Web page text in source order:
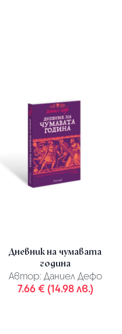
Дневник на чумавата
година
Автор: Даниел Дефо
7.66 € (14.98 лв.)